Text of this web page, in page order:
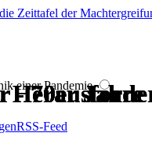
Zeittafel der
einer Pandemie
RSS-Feed
- 70er Jahre
- 70er Jahre
- 70er Jahre
- 70er Jahre